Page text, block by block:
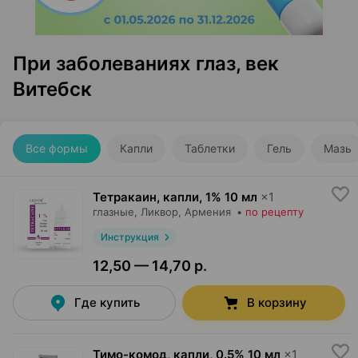
При заболеваниях глаз, век
Витебск
Все формы Капли Таблетки Гель Мазь
Тетракаин, капли, 1% 10 мл ×1
глазные, Ликвор , Армения • по рецепту
Инструкция
12,50 — 14,70 р.
Где купить В корзину
Тимо-комод, капли, 0.5% 10 мл ×1